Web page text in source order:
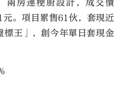
兩房連梗廚設計，成交價
。項目累售61伙，套現近
王」，創今年單日套現金